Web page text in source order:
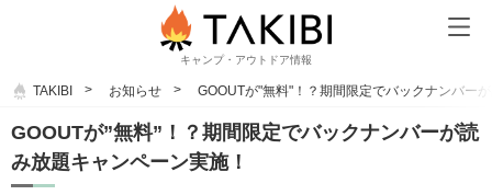
キャンプ・アウトドア情報
TAKIBI お知らせ GOOUTが"無料"！？期間限定でバックナンバー
GOOUTが”無料”！？期間限定でバックナンバーが読
み放題キャンペーン実施！